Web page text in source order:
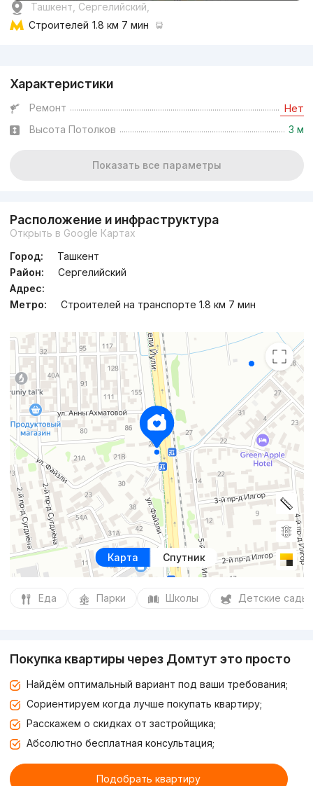
Ташкент, Сергелийский,
Строителей 1.8 км 7 мин
Характеристики
Ремонт Нет
Высота Потолков 3 м
Показать все параметры
Расположение и инфраструктура
Открыть в Google Картах
Город:
Ташкент
Район:
Сергелийский
Адрес:
Метро:
Строителей на транспорте 1.8 км 7 мин
Карта Спутник
Еда Парки Школы Детские сады
Покупка квартиры через Домтут это просто
Найдём оптимальный вариант под ваши требования;
Сориентируем когда лучше покупать квартиру;
Расскажем о скидках от застройщика;
Абсолютно бесплатная консультация;
Подобрать квартиру